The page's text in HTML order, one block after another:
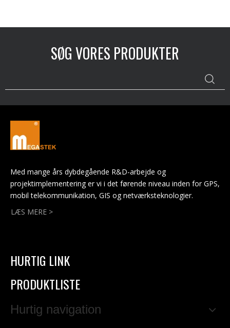
SØG VORES PRODUKTER
Med mange års dybdegående R&D-arbejde og
projektimplementering er vi i det førende niveau inden for GPS,
mobil telekommunikation, GIS og netværksteknologier.
LÆS MERE >
HURTIG LINK
PRODUKTLISTE
Hurtig navigation